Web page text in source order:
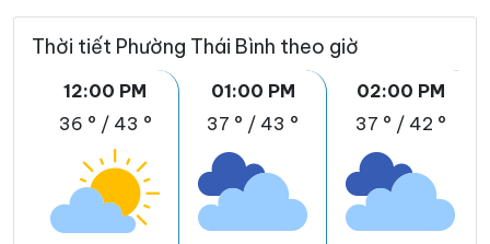
Thời tiết Phường Thái Bình theo giờ
12:00 PM
36 ° / 43 °
01:00 PM
37 ° / 43 °
02:00 PM
37 ° / 42 °